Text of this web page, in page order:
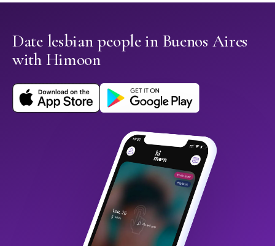
Date lesbian people in Buenos Aires
with Himoon